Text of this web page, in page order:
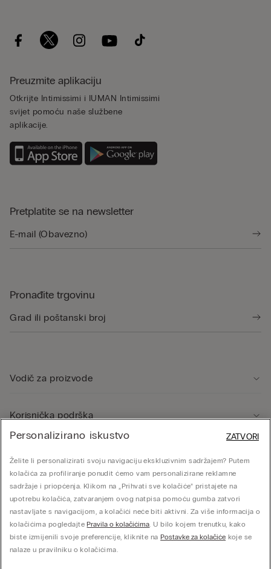
Preuzmite aplikaciju
Otkrijte Intimissimi i IUMAN Intimissimi
svijet pomoću naše službene
aplikacije.
Pretplatite se na newsletter
Pronađite trgovinu
Vodič za proizvode
Korisnička podrška
Tvrtka
© CALZEDONIA SpA, Via Monte Baldo, 20 - 37062 - Dossobuono di Villafranca (VR) -
Personalizirano iskustvo
Želite li personalizirati svoju navigaciju ekskluzivnim sadržajem? Putem
kolačića za profiliranje ponudit ćemo vam personalizirane reklamne
sadržaje i priopćenja. Klikom na „Prihvati sve kolačiće” pristajete na
upotrebu kolačića, zatvaranjem ovog natpisa pomoću gumba zatvori
nastavljate s navigacijom, a kolačići neće biti aktivni. Za više informacija o
kolačićima pogledajtePravila o kolačićima. U bilo kojem trenutku, kako
biste izmijenili svoje preferencije, kliknite naPostavke za kolačiće koje se
nalaze u pravilniku o kolačićima.
ZATVORI